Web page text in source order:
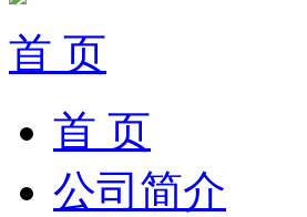
首 页
首 页
公司简介